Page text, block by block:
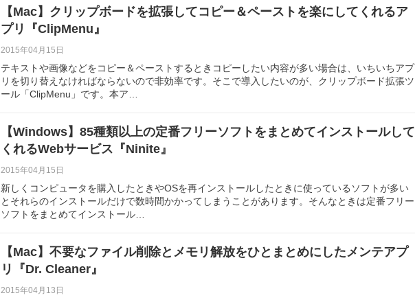
【Mac】クリップボードを拡張してコピー＆ペーストを楽にしてくれるア
プリ『ClipMenu』
2015年04月15日
テキストや画像などをコピー＆ペーストするときコピーしたい内容が多い場合は、いちいちアプ
リを切り替えなければならないので非効率です。そこで導入したいのが、クリップボード拡張ツ
ール「ClipMenu」です。本ア…
【Windows】85種類以上の定番フリーソフトをまとめてインストールして
くれるWebサービス『Ninite』
2015年04月15日
新しくコンピュータを購入したときやOSを再インストールしたときに使っているソフトが多い
とそれらのインストールだけで数時間かかってしまうことがあります。そんなときは定番フリー
ソフトをまとめてインストール…
【Mac】不要なファイル削除とメモリ解放をひとまとめにしたメンテアプ
リ『Dr. Cleaner』
2015年04月13日